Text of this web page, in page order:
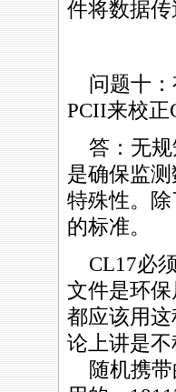
件将数据
问题十：
PCII来校正
答：无规
是确保监
特殊性。
的标准。
CL17必
文件是环
都应该用
论上讲是
随机携带